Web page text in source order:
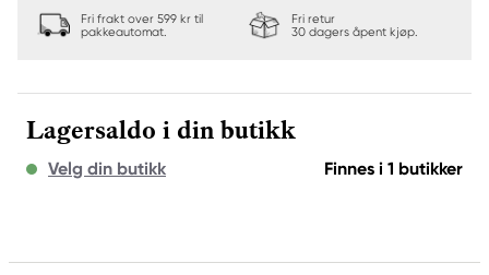
Fri frakt over 599 kr til
pakkeautomat.
Fri retur
30 dagers åpent kjøp.
Lagersaldo i din butikk
Velg din butikk Finnes i 1 butikker